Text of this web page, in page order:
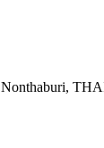
Nonthaburi,